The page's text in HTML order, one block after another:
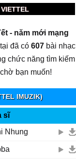
- năm mới mạng
đã có 607 bài nhạc
chức năng tìm kiếm
bạn muốn!
IMUZIK)
sĩ
Nhung